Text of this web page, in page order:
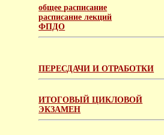
общее расписание
расписание лекций
ФПДО
ПЕРЕСДАЧИ И ОТРАБОТКИ
ИТОГОВЫЙ ЦИКЛОВОЙ
ЭКЗАМЕН